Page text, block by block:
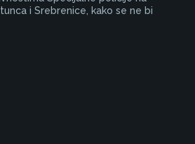
i Srebrenice, kako se ne bi